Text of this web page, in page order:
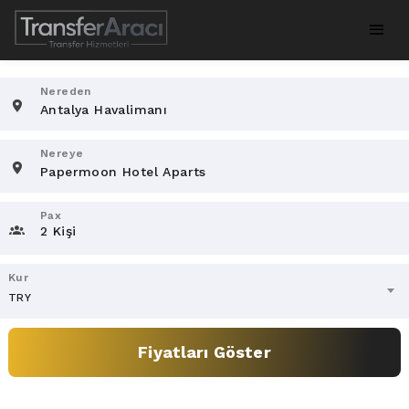
Nereden
Nereye
Pax
2 Kişi
Kur
TRY
Fiyatları Göster